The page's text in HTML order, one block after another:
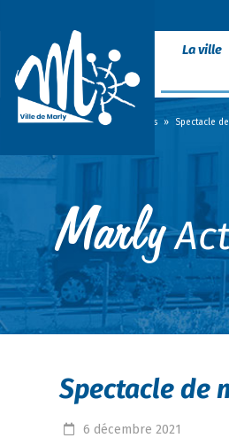
La ville
Accueil » Actualités » Spectacle
Spectacle de
6 décembre 2021